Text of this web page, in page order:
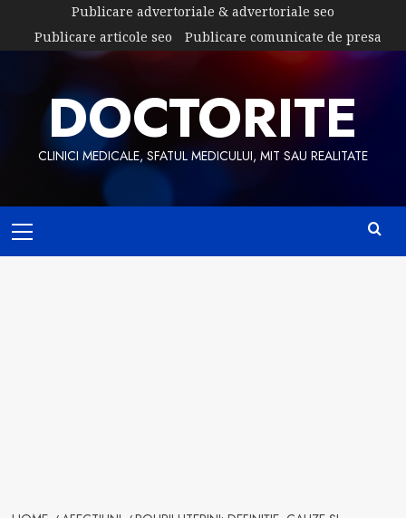
content
Publicare advertoriale & advertoriale seo
Publicare articole seo
Publicare comunicate de presa
DOCTORITE
CLINICI MEDICALE, SFATUL MEDICULUI, MIT SAU REALITATE
Menu